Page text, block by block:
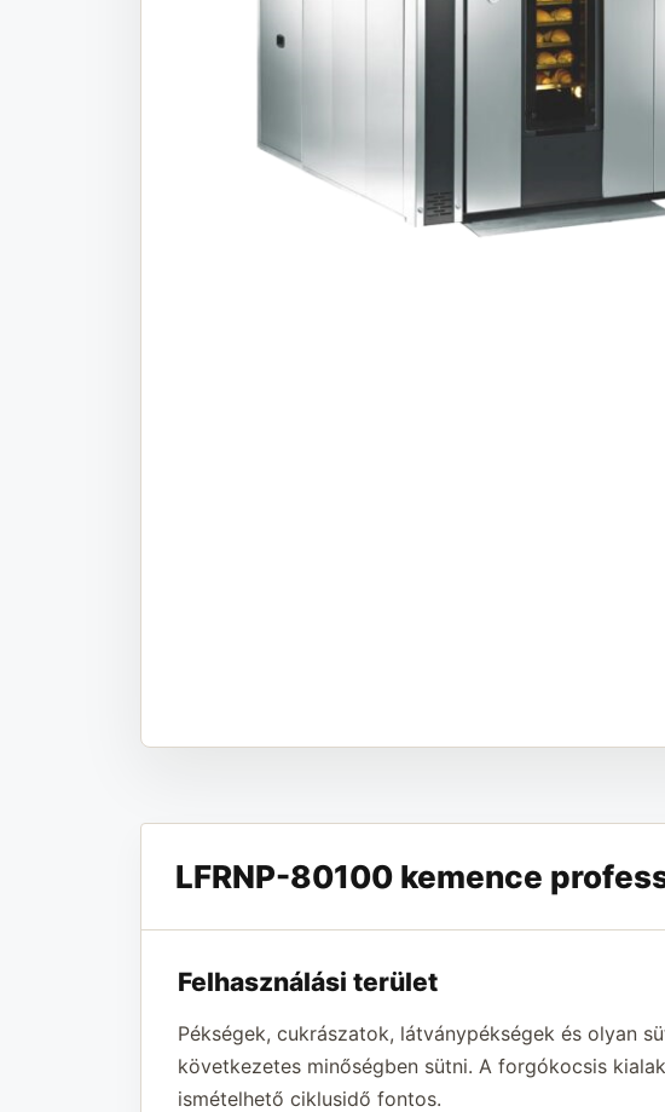
LFRNP-80100 kemence
Felhasználási terület
Pékségek, cukrászatok, látványpékségek és olyan
következetes minőségben sütni. A forgókocsis
ismételhető ciklusidő fontos.